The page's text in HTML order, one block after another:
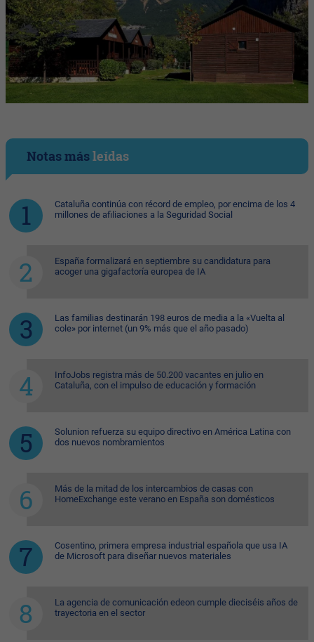
Notas másleídas
Cataluña continúa con récord de empleo, por encima de los 4
millones de afiliaciones a la Seguridad Social
España formalizará en septiembre su candidatura para
acoger una gigafactoría europea de IA
Las familias destinarán 198 euros de media a la «Vuelta al
cole» por internet (un 9% más que el año pasado)
InfoJobs registra más de 50.200 vacantes en julio en
Cataluña, con el impulso de educación y formación
Solunion refuerza su equipo directivo en América Latina con
dos nuevos nombramientos
Más de la mitad de los intercambios de casas con
HomeExchange este verano en España son domésticos
Cosentino, primera empresa industrial española que usa IA
de Microsoft para diseñar nuevos materiales
La agencia de comunicación edeon cumple dieciséis años de
trayectoria en el sector